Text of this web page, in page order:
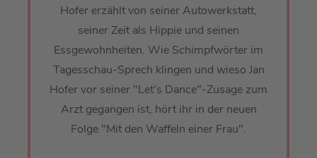
Hofer erzählt von seiner Autowerkstatt,
seiner Zeit als Hippie und seinen
Essgewohnheiten. Wie Schimpfwörter im
Tagesschau-Sprech klingen und wieso Jan
Hofer vor seiner "Let's Dance"-Zusage zum
Arzt gegangen ist, hört ihr in der neuen
Folge "Mit den Waffeln einer Frau".